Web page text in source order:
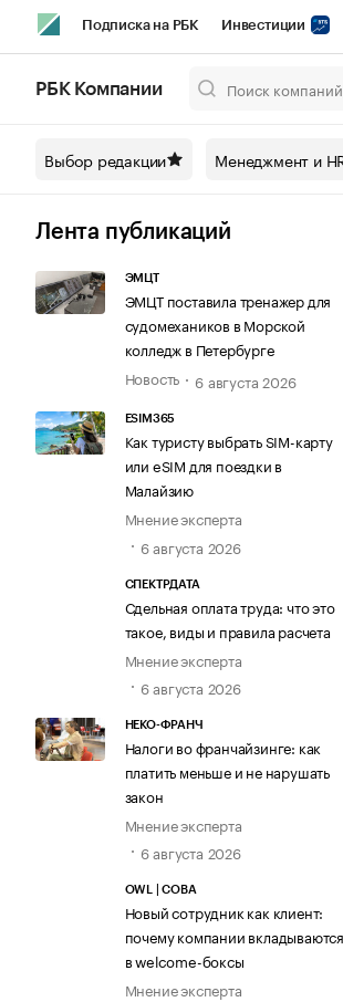
Подписка на РБК Инвестиции
Спецпроекты СПб Конференции
Технологии и медиа
РБК Компании
Выбор редакции Менеджмент и
Лента публикаций
ЭМЦТ
ЭМЦТ поставила тренажер для
судомехаников в Морской
колледж в Петербурге
Новость
6 августа 2026
ESIM365
Как туристу выбрать SIM-карту
или eSIM для поездки в
Малайзию
Мнение эксперта
6 августа 2026
СПЕКТРДАТА
Сдельная оплата труда: что это
такое, виды и правила расчета
Мнение эксперта
6 августа 2026
НЕКО-ФРАНЧ
Налоги во франчайзинге: как
платить меньше и не нарушать
закон
Мнение эксперта
6 августа 2026
OWL | СОВА
Новый сотрудник как клиент:
почему компании вкладываются
в welcome-боксы
Мнение эксперта